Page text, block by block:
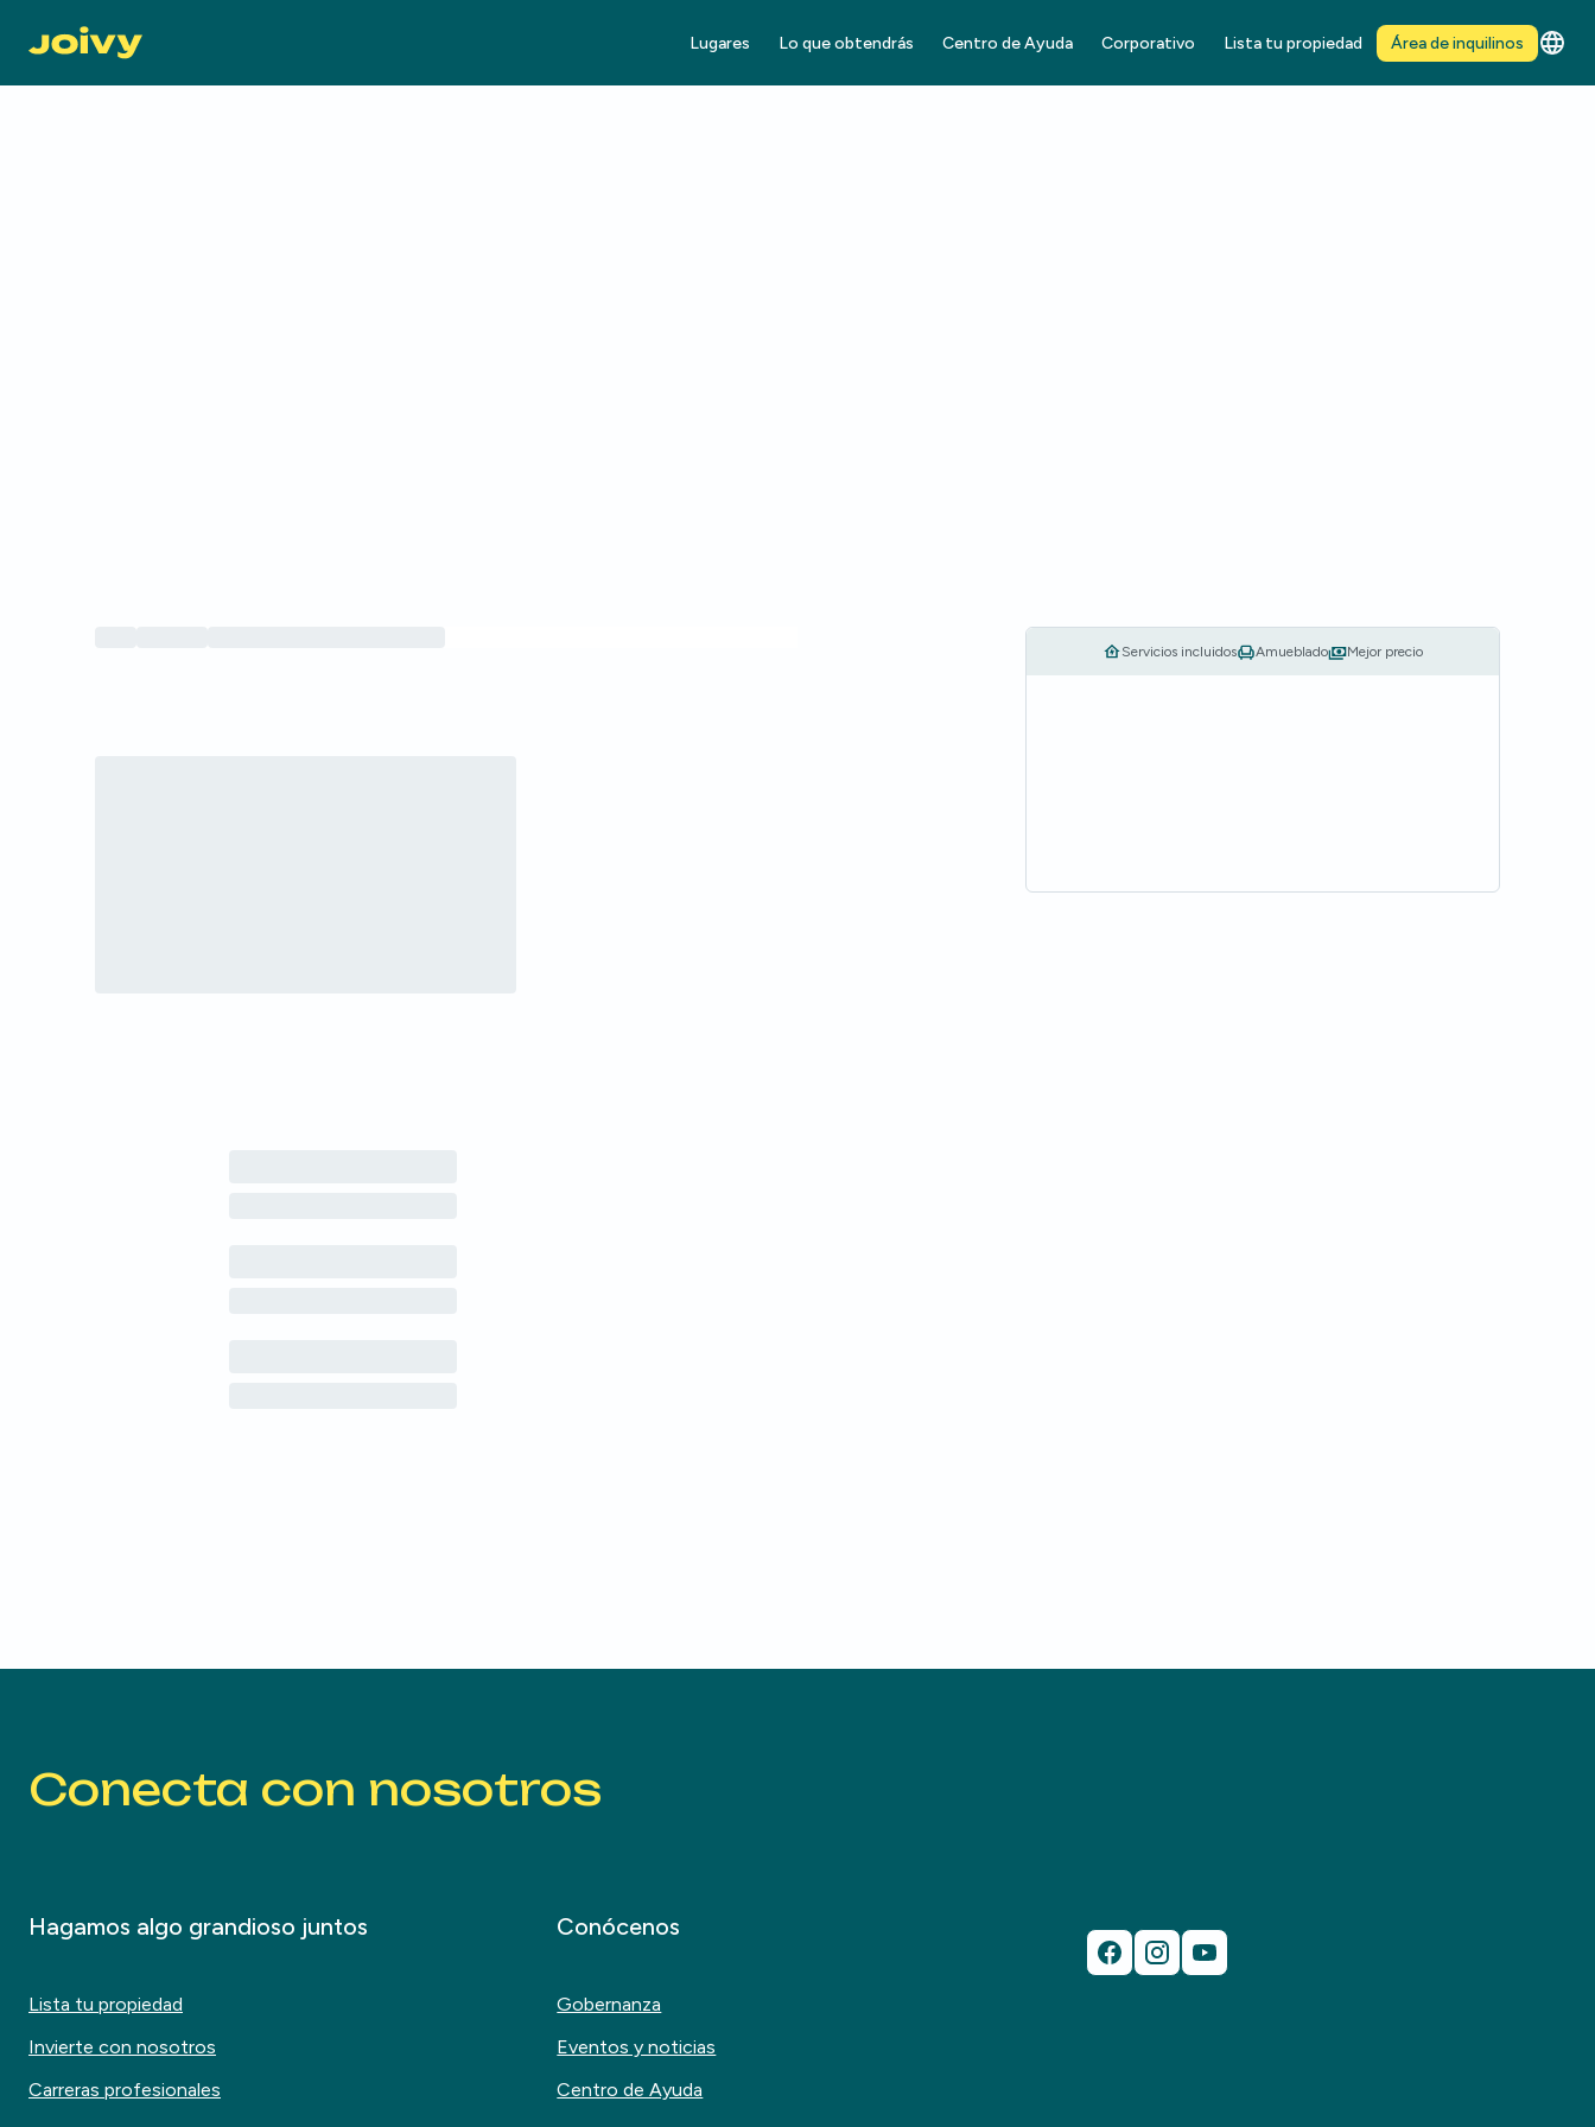
Lugares Lo que obtendrás Centro de Ayuda Corporativo Lista tu propiedad Área de inquilinos
Servicios incluidos Amueblado Mejor precio
Conecta con nosotros
Hagamos algo grandioso juntos
Lista tu propiedad
Invierte con nosotros
Carreras profesionales
Conócenos
Gobernanza
Eventos y noticias
Centro de Ayuda